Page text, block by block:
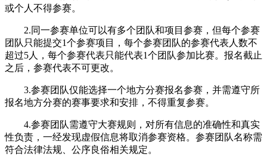
或个人不得参赛。
2.同一参赛单位可以有多个团队和项目参赛，但每个参赛
团队只能提交1个参赛项目，每个参赛团队的参赛代表人数不
超过5人，每个参赛代表只能代表1个团队参加比赛。报名截止
之后，参赛代表不可更改。
3.参赛团队仅能选择一个地方分赛报名参赛，并需遵守所
报名地方分赛的赛事要求和安排，不得重复参赛。
4.参赛团队需遵守大赛规则，对所有信息的准确性和真实
性负责，一经发现虚假信息将取消参赛资格。参赛团队名称需
符合法律法规、公序良俗相关规定。